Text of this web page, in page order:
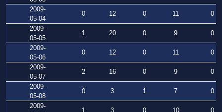
2009-
05-04
0 12 0 11
0
2009-
05-05
1 20 0 9
0
2009-
05-06
0 12 0 11
0
2009-
05-07
2 16 0 9
0
2009-
05-08
0 3 1 7
0
2009-
1 3 0 10
0